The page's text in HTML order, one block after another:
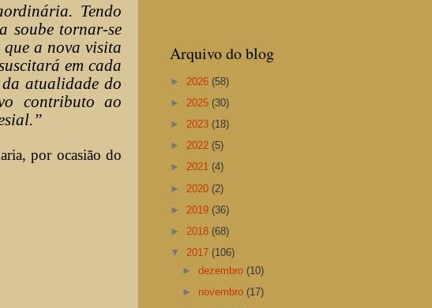
Tendo
soube tornar-se
que a nova visita
em cada
atualidade do
contributo ao
por ocasião do
Arquivo do blog
► 2026 (58)
► 2025 (30)
► 2023 (18)
► 2022 (5)
► 2021 (4)
► 2020 (2)
► 2019 (36)
► 2018 (68)
▼ 2017 (106)
►dezembro(10)
► novembro(17)